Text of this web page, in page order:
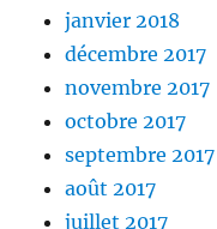
janvier 2018
décembre 2017
novembre 2017
octobre 2017
septembre 2017
août 2017
juillet 2017